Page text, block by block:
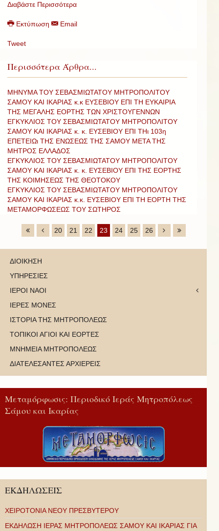
Διαβάστε Περισσότερα
Εκτύπωση Email
Tweet
Περισσότερα Άρθρα...
ΜΗΝΥΜΑ ΤΟΥ ΣΕΒΑΣΜΙΩΤΑΤΟΥ ΜΗΤΡΟΠΟΛΙΤΟΥ
ΣΑΜΟΥ ΚΑΙ ΙΚΑΡΙΑΣ κ.κ ΕΥΣΕΒΙΟΥ ΕΠΙ ΤΗ ΕΥΚΑΙΡΙΑ
ΤΗΣ ΜΕΓΑΛΗΣ ΕΟΡΤΗΣ ΤΩΝ ΧΡΙΣΤΟΥΓΕΝΝΩΝ
ΕΓΚΥΚΛΙΟΣ ΤΟΥ ΣΕΒΑΣΜΙΩΤΑΤΟΥ ΜΗΤΡΟΠΟΛΙΤΟΥ
ΣΑΜΟΥ ΚΑΙ ΙΚΑΡΙΑΣ κ. κ. ΕΥΣΕΒΙΟΥ ΕΠΙ ΤΗι 103η
ΕΠΕΤΕΙΩι ΤΗΣ ΕΝΩΣΕΩΣ ΤΗΣ ΣΑΜΟΥ ΜΕΤΑ ΤΗΣ
ΜΗΤΡΟΣ ΕΛΛΑΔΟΣ
ΕΓΚΥΚΛΙΟΣ ΤΟΥ ΣΕΒΑΣΜΙΩΤΑΤΟΥ ΜΗΤΡΟΠΟΛΙΤΟΥ
ΣΑΜΟΥ ΚΑΙ ΙΚΑΡΙΑΣ κ. κ. ΕΥΣΕΒΙΟΥ ΕΠΙ ΤΗΣ ΕΟΡΤΗΣ
ΤΗΣ ΚΟΙΜΗΣΕΩΣ ΤΗΣ ΘΕΟΤΟΚΟΥ
ΕΓΚΥΚΛΙΟΣ ΤΟΥ ΣΕΒΑΣΜΙΩΤΑΤΟΥ ΜΗΤΡΟΠΟΛΙΤΟΥ
ΣΑΜΟΥ ΚΑΙ ΙΚΑΡΙΑΣ κ.κ. ΕΥΣΕΒΙΟΥ ΕΠΙ ΤΗ ΕΟΡΤΗ ΤΗΣ
ΜΕΤΑΜΟΡΦΩΣΕΩΣ ΤΟΥ ΣΩΤΗΡΟΣ
20 21 22 23 24 25 26
ΔΙΟΙΚΗΣΗ
ΥΠΗΡΕΣΙΕΣ
ΙΕΡΟΙ ΝΑΟΙ
ΙΕΡΕΣ ΜΟΝΕΣ
ΙΣΤΟΡΙΑ ΤΗΣ ΜΗΤΡΟΠΟΛΕΩΣ
ΤΟΠΙΚΟΙ ΑΓΙΟΙ ΚΑΙ ΕΟΡΤΕΣ
ΜΝΗΜΕΙΑ ΜΗΤΡΟΠΟΛΕΩΣ
ΔΙΑΤΕΛΕΣΑΝΤΕΣ ΑΡΧΙΕΡΕΙΣ
Μεταμόρφωσις: Περιοδικό Ιεράς Μητροπόλεως
Σάμου και Ικαρίας
ΕΚΔΗΛΩΣΕΙΣ
ΧΕΙΡΟΤΟΝΙΑ ΝΕΟΥ ΠΡΕΣΒΥΤΕΡΟΥ
ΕΚΔΗΛΩΣΗ ΙΕΡΑΣ ΜΗΤΡΟΠΟΛΕΩΣ ΣΑΜΟΥ ΚΑΙ ΙΚΑΡΙΑΣ ΓΙΑ